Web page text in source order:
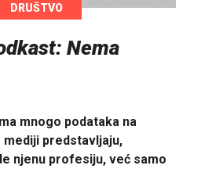
DRUŠTVO
Nema
mnogo podataka na
mediji predstavljaju,
njenu profesiju, već samo